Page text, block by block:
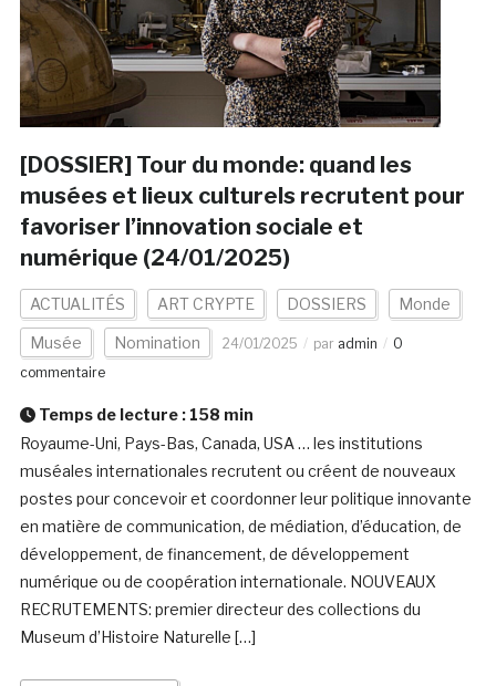
[DOSSIER] Tour du monde: quand les
musées et lieux culturels recrutent pour
favoriser l’innovation sociale et
numérique (24/01/2025)
ACTUALITÉS ART CRYPTE DOSSIERS Monde
Musée Nomination 24/01/2025 par admin
0
commentaire
Temps de lecture : 158 min
Royaume-Uni, Pays-Bas, Canada, USA … les institutions
muséales internationales recrutent ou créent de nouveaux
postes pour concevoir et coordonner leur politique innovante
en matière de communication, de médiation, d’éducation, de
développement, de financement, de développement
numérique ou de coopération internationale. NOUVEAUX
RECRUTEMENTS: premier directeur des collections du
Museum d’Histoire Naturelle […]